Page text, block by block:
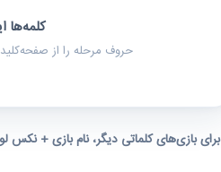
کلمه‌ها
حروف مرحله را از
برای بازی‌های کلماتی دیگر، نام بازی + نکس